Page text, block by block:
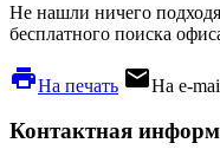
Не нашли ничего
бесплатного поиска
local_printshopНа печать local_post_officeНа e-
Контактная